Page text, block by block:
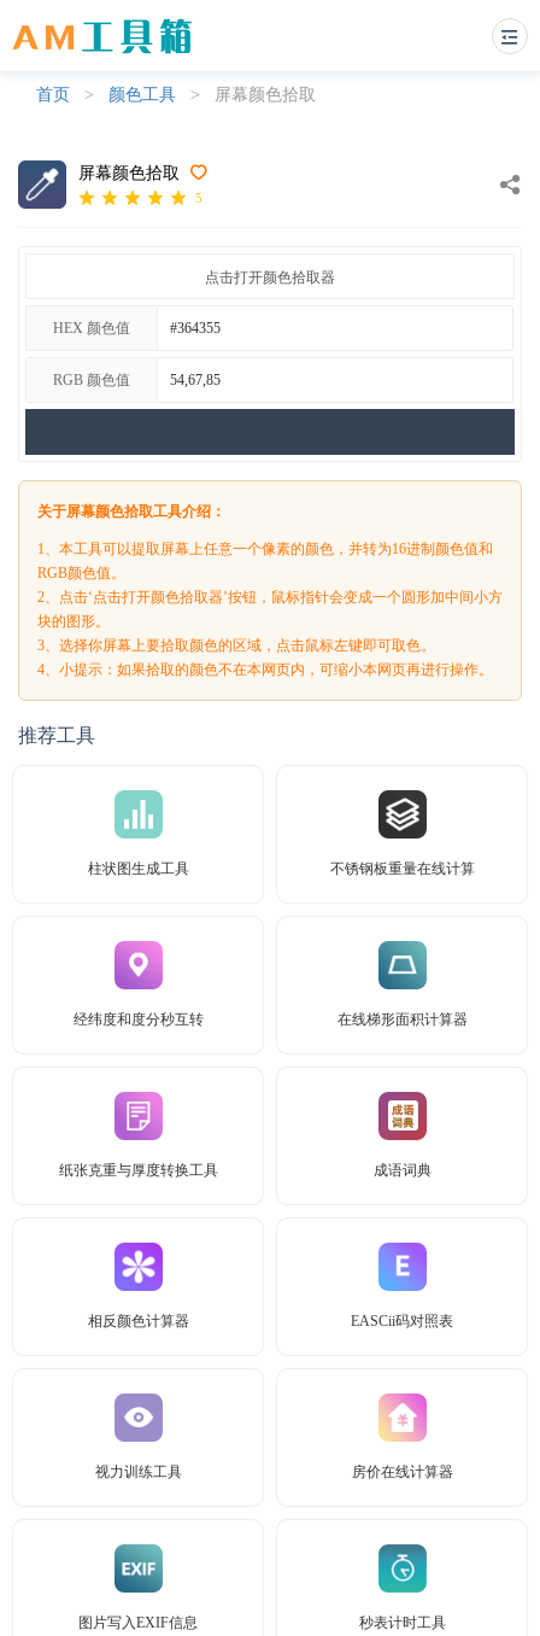
首页 > 颜色工具 > 屏幕颜色拾取
屏幕颜色拾取
5
点击打开颜色拾取器
HEX 颜色值
RGB 颜色值
关于屏幕颜色拾取工具介绍：
1、本工具可以提取屏幕上任意一个像素的颜色，并转为16进制颜色值和
RGB颜色值。
2、点击‘点击打开颜色拾取器’按钮，鼠标指针会变成一个圆形加中间小方
块的图形。
3、选择你屏幕上要拾取颜色的区域，点击鼠标左键即可取色。
4、小提示：如果拾取的颜色不在本网页内，可缩小本网页再进行操作。
推荐工具
柱状图生成工具 不锈钢板重量在线计算
经纬度和度分秒互转 在线梯形面积计算器
纸张克重与厚度转换工具 成语词典
相反颜色计算器 EASCii码对照表
视力训练工具 房价在线计算器
图片写入EXIF信息 秒表计时工具